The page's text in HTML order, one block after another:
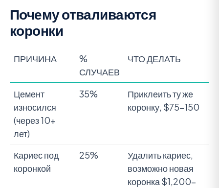
Почему отваливаются
коронки
ПРИЧИНА
%
СЛУЧАЕВ
ЧТО ДЕЛАТЬ
Цемент
износился
(через 10+
лет)
35%
Приклеить ту же
коронку, $75-150
Кариес под
коронкой
25%
Удалить кариес,
возможно новая
коронка $1,200-